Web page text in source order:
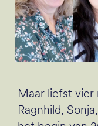
Maar liefst vier
Ragnhild,